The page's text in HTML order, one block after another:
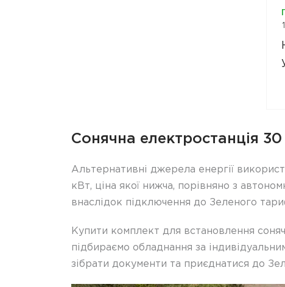
Сонячна електростанція
Альтернативні джерела енергії
кВт, ціна якої нижча, порівняно з
внаслідок підключення до Зеленого
Купити комплект для встановлення
підбираємо обладнання за
зібрати документи та приєднатися до